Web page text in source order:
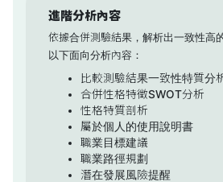
進階分析內容
依據合併測驗結果，解析出一致性高
以下面向分析內容：
比較測驗結果一致性特質分
合併性格特徵SWOT分析
性格特質剖析
屬於個人的使用說明書
職業目標建議
職業路徑規劃
潛在發展風險提醒